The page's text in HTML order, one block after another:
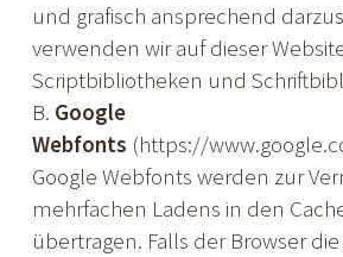
und grafisch ansprechend
verwenden wir auf dieser
Scriptbibliotheken und
B. Google
Webfonts (https://
Google Webfonts werden zur
mehrfachen Ladens in den
übertragen. Falls der Browser die